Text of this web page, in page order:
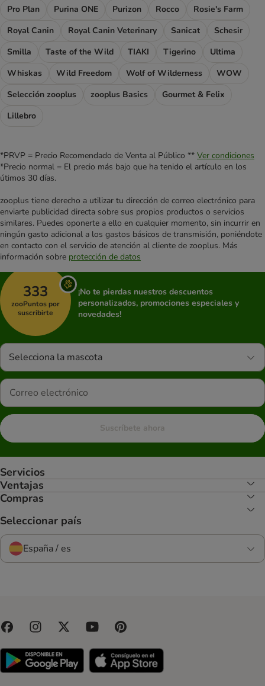
Pro Plan
Purina ONE Purizon Rocco
Rosie's Farm
Royal Canin
Royal Canin Veterinary Sanicat
Schesir
Smilla
Taste of the Wild TIAKI Tigerino
Ultima
Whiskas
Wild Freedom Wolf of Wilderness
WOW
Selección zooplus
zooplus Basics
Gourmet & Felix
Lillebro
*PRVP = Precio Recomendado de Venta al Público ** Ver condiciones
*Precio normal = El precio más bajo que ha tenido el artículo en los
útimos 30 días.
zooplus tiene derecho a utilizar tu dirección de correo electrónico para
enviarte publicidad directa sobre sus propios productos o servicios
similares. Puedes oponerte a ello en cualquier momento, sin incurrir en
ningún gasto adicional a los gastos básicos de transmisión, poniéndote
en contacto con el servicio de atención al cliente de zooplus. Más
información sobre protección de datos
333
zooPuntos por
suscribirte
¡No te pierdas nuestros descuentos
personalizados, promociones especiales y
novedades!
Selecciona la mascota
Suscríbete ahora
Servicios
Ventajas
Compras
Seleccionar país
España / es